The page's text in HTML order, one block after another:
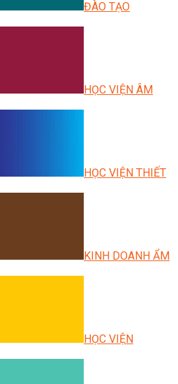
ĐÀO TẠO
HỌC VIỆN ÂM
HỌC VIỆN THIẾT
KINH DOANH ẨM
HỌC VIỆN